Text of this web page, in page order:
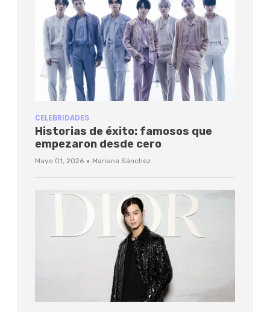
CELEBRIDADES
Historias de éxito: famosos que
empezaron desde cero
Mayo 01, 2026 · Mariana Sánchez